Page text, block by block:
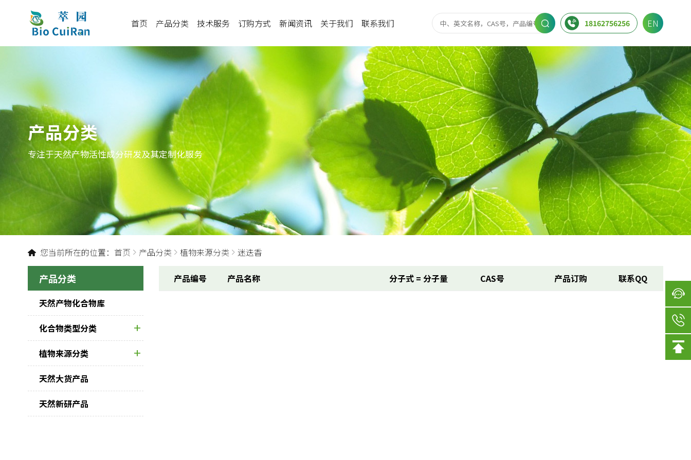
首页 产品分类 技术服务 订购方式 新闻资讯 关于我们 联系我们 18162756256 EN
产品分类
专注于天然产物活性成分研发及其定制化服务
您当前所在的位置： 首页 产品分类 植物来源分类 迷迭香
产品分类
天然产物化合物库
化合物类型分类
植物来源分类
天然大货产品
天然新研产品
产品编号 产品名称 分子式 = 分子量 CAS号 产品订购 联系QQ